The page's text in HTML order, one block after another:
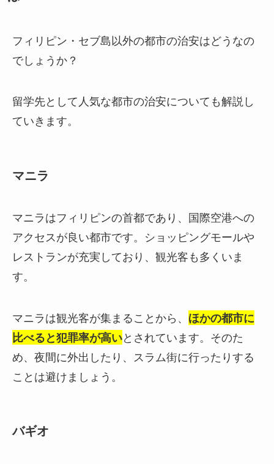
フィリピン・セブ島以外の都市の治安はどうなの
でしょうか？
留学先として人気な都市の治安についても解説し
ていきます。
マニラ
マニラはフィリピンの首都であり、国際空港への
アクセスが良い都市です。ショッピングモールや
レストランが充実しており、観光客も多くいま
す。
マニラは観光客が集まることから、 ほかの都市に
比べると犯罪率が高いとされています。そのた
め、夜間に外出したり、スラム街に行ったりする
ことは避けましょう。
バギオ